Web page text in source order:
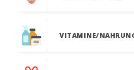
VITAMINE/